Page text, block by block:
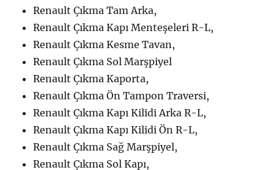
Renault Çıkma Tam Arka,
Renault Çıkma Kapı Menteşeleri R-L,
Renault Çıkma Kesme Tavan,
Renault Çıkma Sol Marşpiyel
Renault Çıkma Kaporta,
Renault Çıkma Ön Tampon Traversi,
Renault Çıkma Kapı Kilidi Arka R-L,
Renault Çıkma Kapı Kilidi Ön R-L,
Renault Çıkma Sağ Marşpiyel,
Renault Çıkma Sol Kapı,